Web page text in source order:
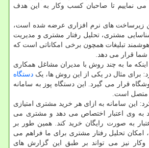
می نماییم تا صاحبان کسب وکار به این هدف
زیرساخت های نرم افزاری عرضه شده است،
مشتری، تحلیل رفتار مشتری و مدیریت
تبلیغات همچون برخی امکاناتی است که
شما قرار می دهد.
اینکه ما به چند روش با مدیران مشاغل همکاری
برای مثال در یکی از این روش ها، یک دستگاه
قرار می گیرد. این دستگاه پوز به سامانه
متصل است.
این سامانه به ازای هر خرید مشتری امتیازی
۵ تا ۱۰ درصد به وی اعتبار اختصاص می دهد و مشتری می
به صورت رایگان خرید کند. همین طور بر
امکان تحلیل رفتار مشتری برای ما فراهم می
نیز می تواند بر طبق این گزارش های